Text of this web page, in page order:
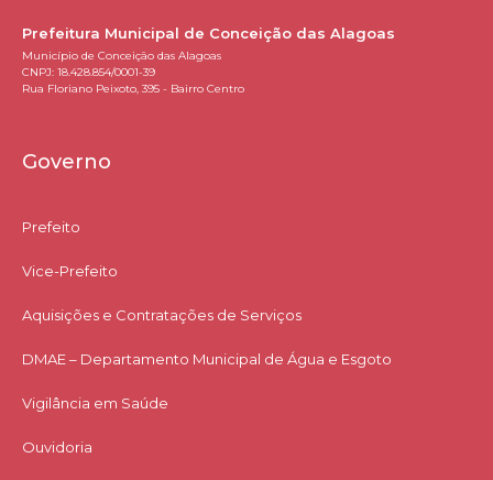
Prefeitura Municipal de Conceição das Alagoas
Município de Conceição das Alagoas
CNPJ: 18.428.854/0001-39
Rua Floriano Peixoto, 395 - Bairro Centro
Governo
Prefeito
Vice-Prefeito
Aquisições e Contratações de Serviços​
DMAE – Departamento Municipal de Água e Esgoto
Vigilância em Saúde
Ouvidoria